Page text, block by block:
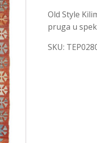
Old Style
pruga u
SKU: